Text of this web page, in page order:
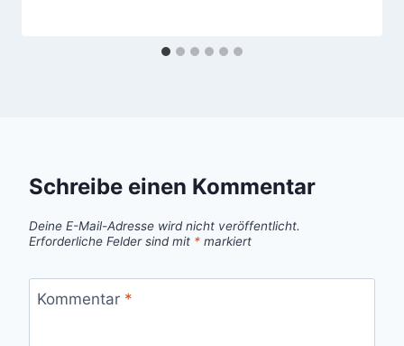
Schreibe einen Kommentar
Deine E-Mail-Adresse wird nicht veröffentlicht.
Erforderliche Felder sind mit * markiert
Kommentar *